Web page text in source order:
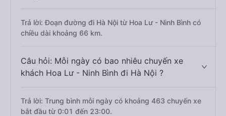
Trả lời: Đoạn đường đi Hà Nội từ Hoa Lư - Ninh Bình có
chiều dài khoảng 66 km.
Câu hỏi: Mỗi ngày có bao nhiêu chuyến xe
khách Hoa Lư - Ninh Bình đi Hà Nội ?
Trả lời: Trung bình mỗi ngày có khoảng 463 chuyến xe
bắt đầu từ 0:01 đến 23:00.